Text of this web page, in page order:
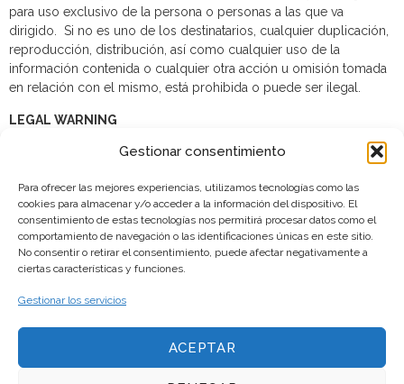
Gestionar consentimiento
Para ofrecer las mejores experiencias, utilizamos tecnologías como las
cookies para almacenar y/o acceder a la información del dispositivo. El
consentimiento de estas tecnologías nos permitirá procesar datos como el
comportamiento de navegación o las identificaciones únicas en este sitio.
No consentir o retirar el consentimiento, puede afectar negativamente a
ciertas características y funciones.
Gestionar los servicios
ACEPTAR
para uso exclusivo de la persona o personas a las que va
dirigido. Si no es uno de los destinatarios, cualquier duplicación,
reproducción, distribución, así como cualquier uso de la
información contenida o cualquier otra acción u omisión tomada
en relación con el mismo, está prohibida o puede ser ilegal.
LEGAL WARNING
We inform you that your data is part of a file whose responsible is
relationship, maintain and control the administrative, service and
informative relations of the society. If you don´t wish to continue
receiving communications through this channel or if you wish to
exercise your rights of access, rectification, cancellation or
opposition, you can do so by request via email to
accompanying any document that prove your identity, such as a
The information contained in this e-mail and in the attached
documents is confidential and privileged information for the